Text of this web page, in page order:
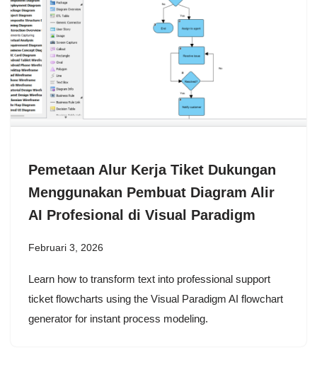
Pemetaan Alur Kerja Tiket Dukungan
Menggunakan Pembuat Diagram Alir
AI Profesional di Visual Paradigm
Februari 3, 2026
Learn how to transform text into professional support
ticket flowcharts using the Visual Paradigm AI flowchart
generator for instant process modeling.